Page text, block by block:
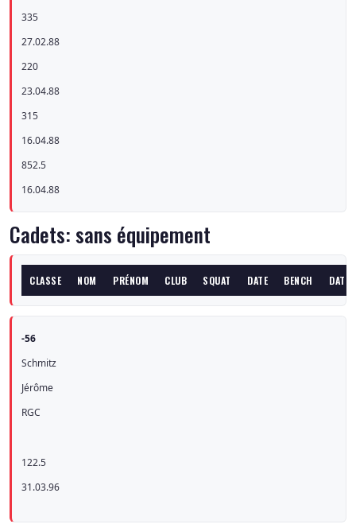
335
27.02.88
220
23.04.88
315
16.04.88
852.5
16.04.88
Cadets: sans équipement
CLASSE NOM PRÉNOM CLUB SQUAT DATE BENCH DATE
-56
Schmitz
Jérôme
RGC
122.5
31.03.96